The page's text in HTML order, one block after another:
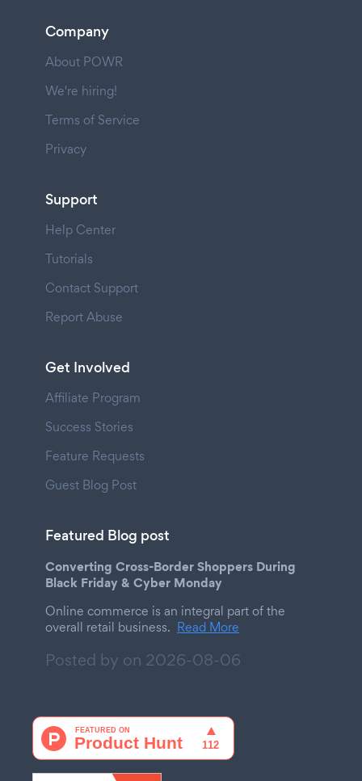
Company
About POWR
We're hiring!
Terms of Service
Privacy
Support
Help Center
Tutorials
Contact Support
Report Abuse
Get Involved
Affiliate Program
Success Stories
Feature Requests
Guest Blog Post
Featured Blog post
Converting Cross-Border Shoppers During
Black Friday & Cyber Monday
Online commerce is an integral part of the
overall retail business. Read More
Posted by on 2026-08-06